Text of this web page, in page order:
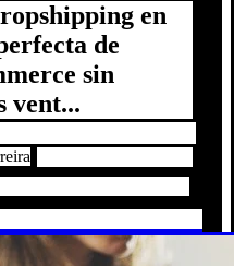
en
de
sin
vent...